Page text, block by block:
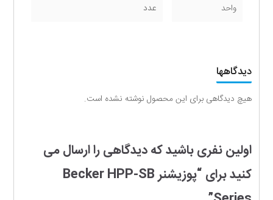
واحد عدد
دیدگاهها
هیچ دیدگاهی برای این محصول نوشته نشده است.
اولین نفری باشید که دیدگاهی را ارسال می
کنید برای “پوزیشنر Becker HPP-SB